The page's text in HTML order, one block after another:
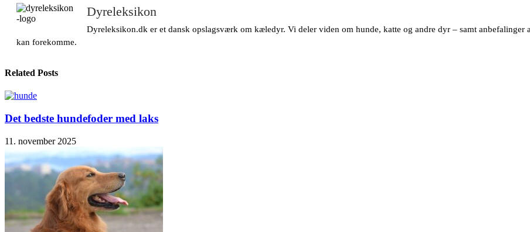
Dyreleksikon
Dyreleksikon.dk er et dansk opslagsværk om kæledyr. Vi deler viden om hunde, katte og andre dyr – samt
kan forekomme.
Related Posts
Det bedste hundefoder med laks
11. november 2025